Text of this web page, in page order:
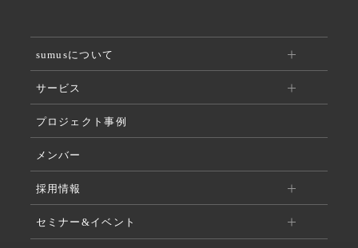
sumusについて
サービス
プロジェクト事例
メンバー
採用情報
セミナー&イベント